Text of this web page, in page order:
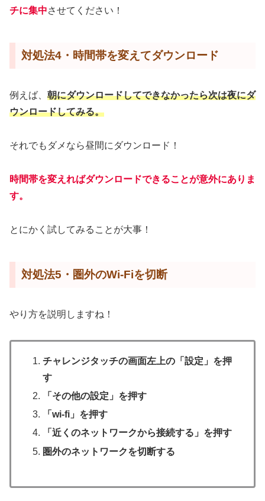
チに集中させてください！
対処法4・時間帯を変えてダウンロード
例えば、 朝にダウンロードしてできなかったら次は夜にダ
ウンロードしてみる。
それでもダメなら昼間にダウンロード！
時間帯を変えればダウンロードできることが意外にありま
す。
とにかく試してみることが大事！
対処法5・圏外のWi-Fiを切断
やり方を説明しますね！
チャレンジタッチの画面左上の「設定」を押
す
「その他の設定」を押す
「wi-fi」を押す
「近くのネットワークから接続する」を押す
圏外のネットワークを切断する